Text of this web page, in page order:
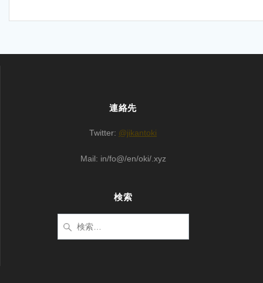
連絡先
Twitter: @jikantoki
Mail: in/fo@/en/oki/.xyz
検索
検
索: